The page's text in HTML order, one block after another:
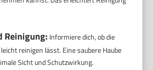
Reinigung: Informiere dich, ob die
reinigen lässt. Eine saubere Haube
Sicht und Schutzwirkung.